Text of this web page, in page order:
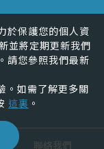
聯絡我們
於保護您的個人資
並將定期更新我們
請您參照我們最新
。如需了解更多關
這裏 。